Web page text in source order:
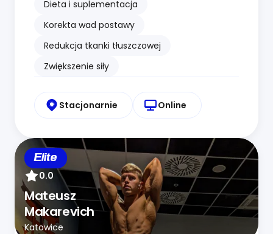
Dieta i suplementacja
Korekta wad postawy
Redukcja tkanki tłuszczowej
Zwiększenie siły
Stacjonarnie Online
Elite
0.0
Mateusz
Makarevich
Katowice